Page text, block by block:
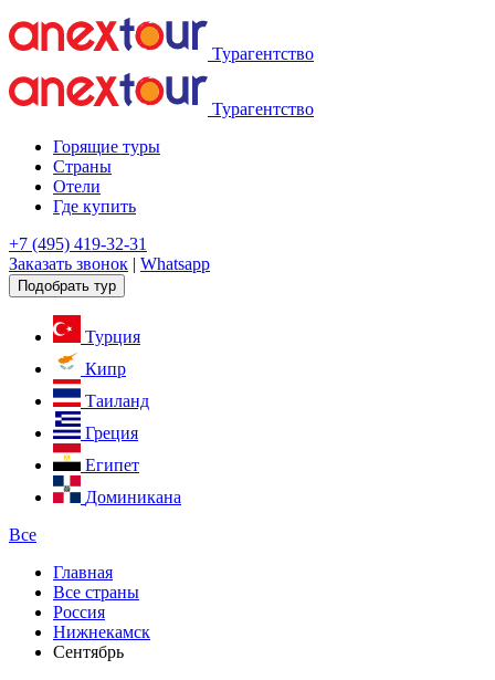
Турагентство
Турагентство
Горящие туры
Страны
Отели
Где купить
+7 (495) 419-32-31
Заказать звонок | Whatsapp
Подобрать тур
Турция
Кипр
Таиланд
Греция
Египет
Доминикана
Все
Главная
Все страны
Россия
Нижнекамск
Сентябрь